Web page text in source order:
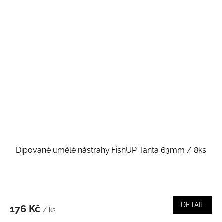
Dipované umělé nástrahy FishUP Tanta 63mm / 8ks
176 Kč / ks
DETAIL